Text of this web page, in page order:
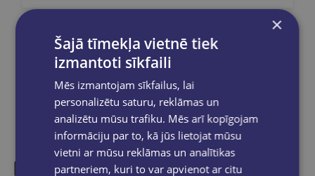
Dalies sociālajos tīklos:
×
Šajā tīmekļa vietnē tiek
izmantoti sīkfaili
Mēs izmantojam sīkfailus, lai
personalizētu saturu, reklāmas un
analizētu mūsu trafiku. Mēs arī kopīgojam
informāciju par to, kā jūs lietojat mūsu
vietni ar mūsu reklāmas un analītikas
partneriem, kuri to var apvienot ar citu